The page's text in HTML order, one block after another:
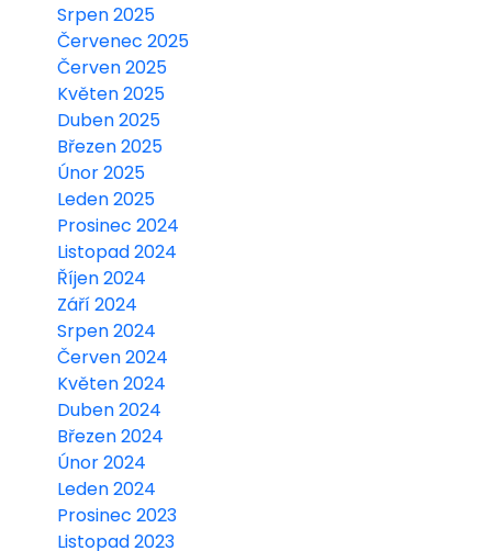
Srpen 2025
Červenec 2025
Červen 2025
Květen 2025
Duben 2025
Březen 2025
Únor 2025
Leden 2025
Prosinec 2024
Listopad 2024
Říjen 2024
Září 2024
Srpen 2024
Červen 2024
Květen 2024
Duben 2024
Březen 2024
Únor 2024
Leden 2024
Prosinec 2023
Listopad 2023